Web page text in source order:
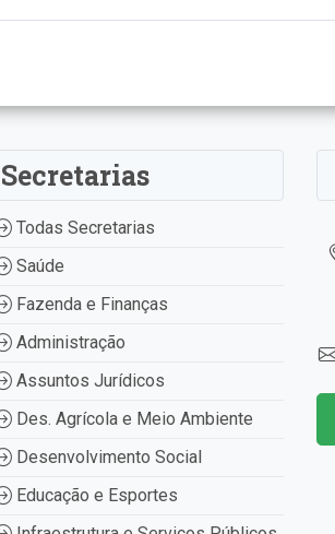
Secretarias
Todas Secretarias
Saúde
Fazenda e Finanças
Administração
Assuntos Jurídicos
Des. Agrícola e Meio Ambiente
Desenvolvimento Social
Educação e Esportes